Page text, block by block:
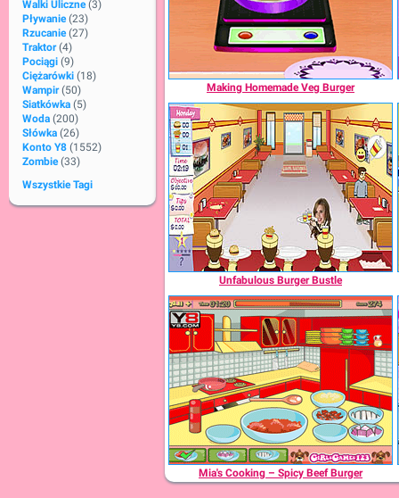
Walki Uliczne (3)
Pływanie (23)
Rzucanie (27)
Traktor (4)
Pociągi (9)
Ciężarówki (18)
Wampir (50)
Siatkówka (5)
Woda (200)
Słówka (26)
Konto Y8 (1552)
Zombie (33)
Wszystkie Tagi
Making Homemade Veg Burger
Unfabulous Burger Bustle
Mia's Cooking – Spicy Beef Burger